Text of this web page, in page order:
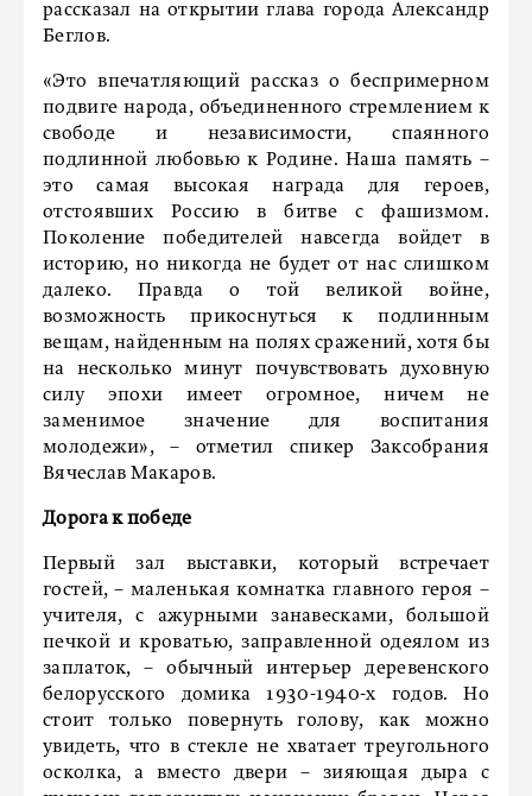
рассказал на открытии глава города Александр
Беглов.
«Это впечатляющий рассказ о беспримерном
подвиге народа, объединенного стремлением к
свободе и независимости, спаянного
подлинной любовью к Родине. Наша память –
это самая высокая награда для героев,
отстоявших Россию в битве с фашизмом.
Поколение победителей навсегда войдет в
историю, но никогда не будет от нас слишком
далеко. Правда о той великой войне,
возможность прикоснуться к подлинным
вещам, найденным на полях сражений, хотя бы
на несколько минут почувствовать духовную
силу эпохи имеет огромное, ничем не
заменимое значение для воспитания
молодежи», – отметил спикер Заксобрания
Вячеслав Макаров.
Дорога к победе
Первый зал выставки, который встречает
гостей, – маленькая комнатка главного героя –
учителя, с ажурными занавесками, большой
печкой и кроватью, заправленной одеялом из
заплаток, – обычный интерьер деревенского
белорусского домика 1930-1940-х годов. Но
стоит только повернуть голову, как можно
увидеть, что в стекле не хватает треугольного
осколка, а вместо двери – зияющая дыра с